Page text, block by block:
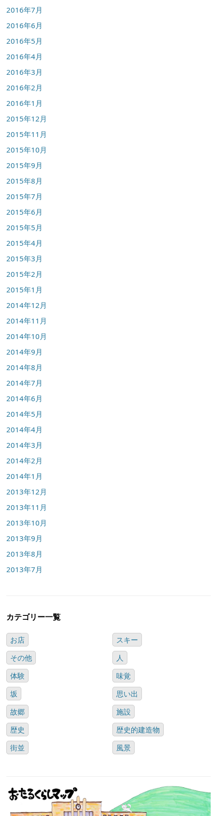
2016年7月
2016年6月
2016年5月
2016年4月
2016年3月
2016年2月
2016年1月
2015年12月
2015年11月
2015年10月
2015年9月
2015年8月
2015年7月
2015年6月
2015年5月
2015年4月
2015年3月
2015年2月
2015年1月
2014年12月
2014年11月
2014年10月
2014年9月
2014年8月
2014年7月
2014年6月
2014年5月
2014年4月
2014年3月
2014年2月
2014年1月
2013年12月
2013年11月
2013年10月
2013年9月
2013年8月
2013年7月
カテゴリー一覧
お店
スキー
その他
人
体験
味覚
坂
思い出
故郷
施設
歴史
歴史的建造物
街並
風景